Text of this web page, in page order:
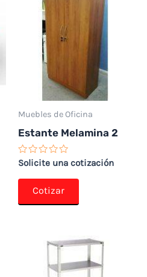
Muebles de Oficina
Estante Melamina 2
Valorado
0
Solicite una cotización
Cotizar